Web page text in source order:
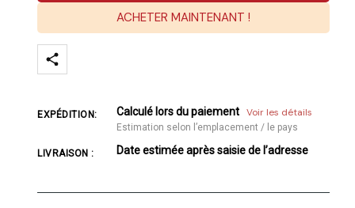
ACHETER MAINTENANT !
EXPÉDITION: Calculé lors du paiement Voir les détails
Estimation selon l’emplacement / le pays
LIVRAISON : Date estimée après saisie de l’adresse